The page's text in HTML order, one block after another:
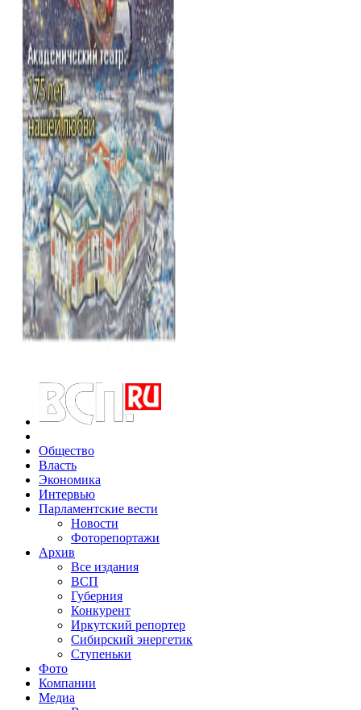
Общество
Власть
Экономика
Интервью
Парламентские вести
Новости
Фоторепортажи
Архив
Все издания
ВСП
Губерния
Конкурент
Иркутский репортер
Сибирский энергетик
Ступеньки
Фото
Компании
Медиа